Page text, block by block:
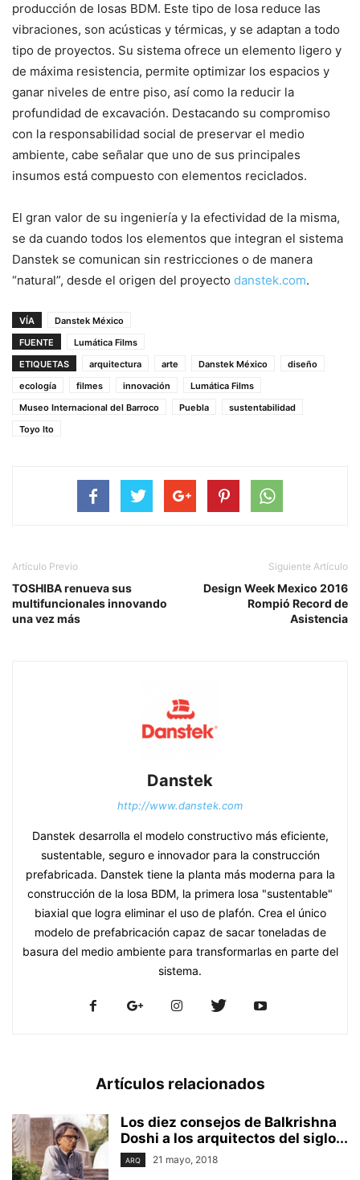
producción de losas BDM. Este tipo de losa reduce las
vibraciones, son acústicas y térmicas, y se adaptan a todo
tipo de proyectos. Su sistema ofrece un elemento ligero y
de máxima resistencia, permite optimizar los espacios y
ganar niveles de entre piso, así como la reducir la
profundidad de excavación. Destacando su compromiso
con la responsabilidad social de preservar el medio
ambiente, cabe señalar que uno de sus principales
insumos está compuesto con elementos reciclados.
El gran valor de su ingeniería y la efectividad de la misma,
se da cuando todos los elementos que integran el sistema
Danstek se comunican sin restricciones o de manera
“natural”, desde el origen del proyecto danstek.com.
VÍA
Danstek México
FUENTE
Lumática Films
ETIQUETAS
arquitectura arte Danstek México
diseño
ecología
filmes innovación
Lumática Films
Museo Internacional del Barroco
Puebla
sustentabilidad
Toyo Ito
Artículo Previo
TOSHIBA renueva sus
multifuncionales innovando
una vez más
Siguiente Artículo
Design Week Mexico 2016
Rompió Record de
Asistencia
Danstek
http://www.danstek.com
Danstek desarrolla el modelo constructivo más eficiente,
sustentable, seguro e innovador para la construcción
prefabricada. Danstek tiene la planta más moderna para la
construcción de la losa BDM, la primera losa "sustentable"
biaxial que logra eliminar el uso de plafón. Crea el único
modelo de prefabricación capaz de sacar toneladas de
basura del medio ambiente para transformarlas en parte del
sistema.
Artículos relacionados
Los diez consejos de Balkrishna
Doshi a los arquitectos del siglo...
ARQ 21 mayo, 2018